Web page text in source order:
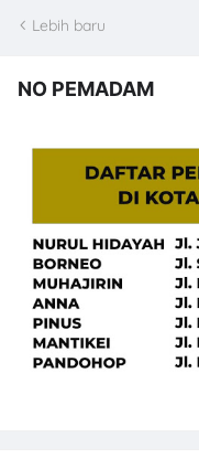
Lebih baru
NO PEMADAM